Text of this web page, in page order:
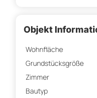
Objekt
Wohnfläche
Grundstücksgröße
Zimmer
Bautyp